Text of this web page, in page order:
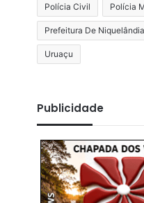
Polícia Civil Polícia
Prefeitura De Niquelândia
Uruaçu
Publicidade